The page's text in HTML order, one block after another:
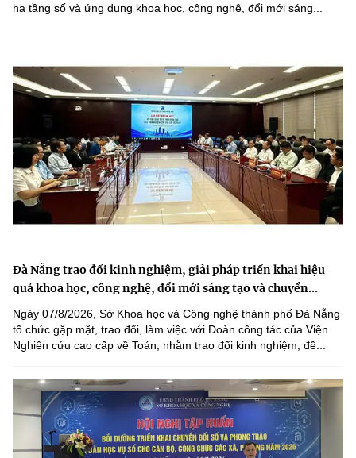
hạ tầng số và ứng dụng khoa học, công nghệ, đổi mới sáng...
Đà Nẵng trao đổi kinh nghiệm, giải pháp triển khai hiệu
quả khoa học, công nghệ, đổi mới sáng tạo và chuyển...
Ngày 07/8/2026, Sở Khoa học và Công nghệ thành phố Đà Nẵng
tổ chức gặp mặt, trao đổi, làm việc với Đoàn công tác của Viện
Nghiên cứu cao cấp về Toán, nhằm trao đổi kinh nghiệm, đề...